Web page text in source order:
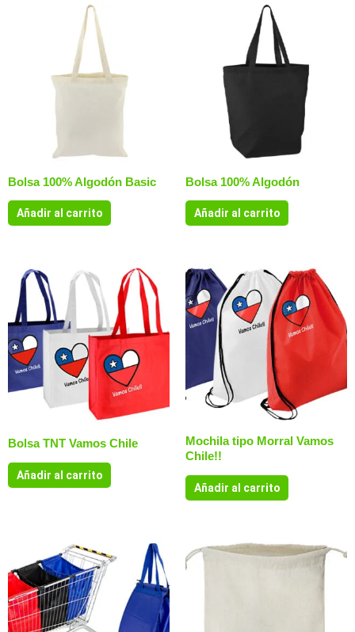
Bolsa 100% Algodón Basic
Añadir al carrito
Bolsa 100% Algodón
Añadir al carrito
Bolsa TNT Vamos Chile
Añadir al carrito
Mochila tipo Morral Vamos
Chile!!
Añadir al carrito